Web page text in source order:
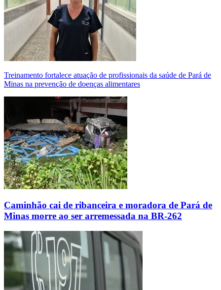
Treinamento fortalece atuação de profissionais da saúde de Pará de
Minas na prevenção de doenças alimentares
Caminhão cai de ribanceira e moradora de Pará de
Minas morre ao ser arremessada na BR-262